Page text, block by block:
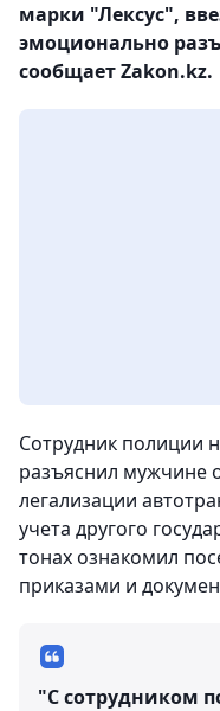
марки "Лексус",
эмоционально
сообщает Zakon.kz.
Cотрудник полиции
разъяснил мужчине
легализации
учета другого
тонах ознакомил
приказами и
"С сотрудником